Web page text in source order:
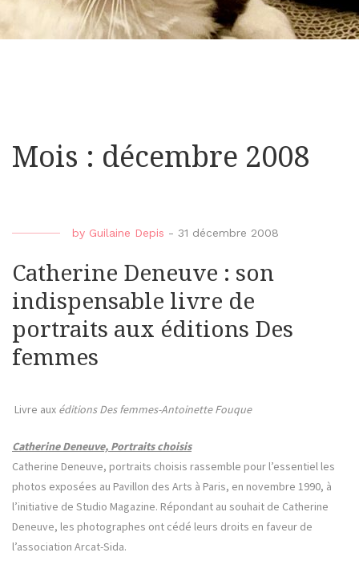
Mois : décembre 2008
by Guilaine Depis - 31 décembre 2008
Catherine Deneuve : son
indispensable livre de
portraits aux éditions Des
femmes
Livre aux éditions Des femmes-Antoinette Fouque
Catherine Deneuve, Portraits choisis
Catherine Deneuve, portraits choisis rassemble pour l’essentiel les
photos exposées au Pavillon des Arts à Paris, en novembre 1990, à
l’initiative de Studio Magazine. Répondant au souhait de Catherine
Deneuve, les photographes ont cédé leurs droits en faveur de
l’association Arcat-Sida.